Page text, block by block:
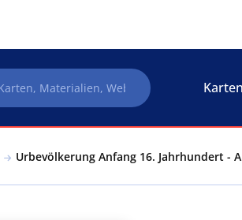
Karten
Urbevölkerung Anfang 16. Jahrhundert -